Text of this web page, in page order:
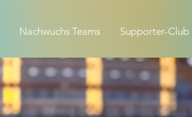
Nachwuchs Teams Supporter-Club